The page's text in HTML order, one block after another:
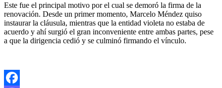
Este fue el principal motivo por el cual se demoró la firma de la
renovación. Desde un primer momento, Marcelo Méndez quiso
instaurar la cláusula, mientras que la entidad violeta no estaba de
acuerdo y ahí surgió el gran inconveniente entre ambas partes, pese
a que la dirigencia cedió y se culminó firmando el vínculo.